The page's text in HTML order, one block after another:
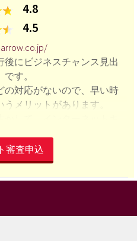
4.8
4.5
にビジネスチャンス見出
す。
の対応がないので、早い時
メリットがあります。
資残高も右肩上がりで伸
ターネットキャッシング
うな高さではなくなりまし
融資実行までのスピードが
審査申込